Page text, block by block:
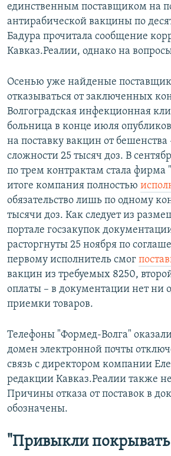
единственным поставщиком на
антирабической вакцины по
Бадура прочитала сообщение
Кавказ.Реалии, однако на
Осенью уже найденые
отказываться от заключенных
Волгоградская инфекционная
больница в конце июля
на поставку вакцин от
сложности 25 тысяч доз. В
по трем контрактам стала фирма
итоге компания полностью
обязательство лишь по одному
тысячи доз. Как следует из
портале госзакупок
расторгнуты 25 ноября по
первому исполнитель смог
вакцин из требуемых 8250,
оплаты – в документации нет ни
приемки товаров.
Телефоны "Формед-Волга"
домен электронной почты
связь с директором компании
редакции Кавказ.Реалии также
Причины отказа от поставок в
обозначены.
"Привыкли